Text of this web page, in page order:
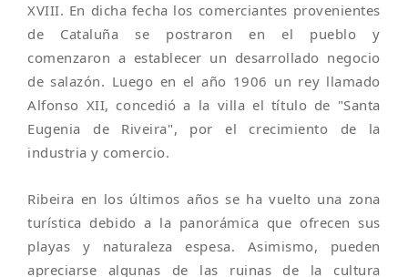
XVIII. En dicha fecha los comerciantes provenientes
de Cataluña se postraron en el pueblo y
comenzaron a establecer un desarrollado negocio
de salazón. Luego en el año 1906 un rey llamado
Alfonso XII, concedió a la villa el título de "Santa
Eugenia de Riveira", por el crecimiento de la
industria y comercio.
Ribeira en los últimos años se ha vuelto una zona
turística debido a la panorámica que ofrecen sus
playas y naturaleza espesa. Asimismo, pueden
apreciarse algunas de las ruinas de la cultura